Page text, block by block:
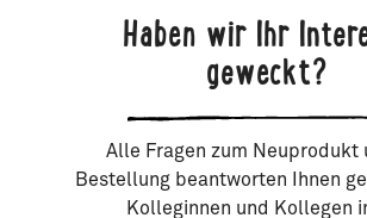
Haben wir Ihr
geweckt?
Alle Fragen zum Neuprodukt
Bestellung beantworten Ihnen
Kolleginnen und Kollegen